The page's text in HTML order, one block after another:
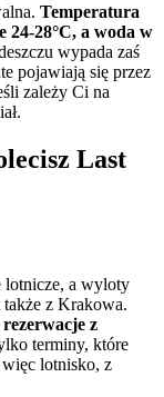
Temperatura
24-28°C, a woda w
wypada zaś
pojawiają się przez
zależy Ci na
Last
lotnicze, a wyloty
także z Krakowa.
z
terminy, które
lotnisko, z